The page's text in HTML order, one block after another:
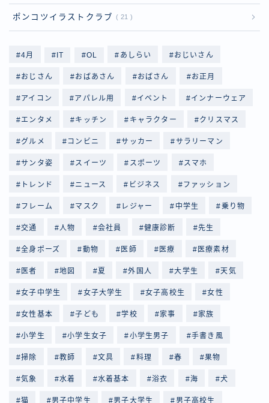
ポンコツイラストクラブ 21
4月 IT OL あしらい おじいさん
おじさん おばあさん おばさん お正月
アイコン アパレル用 イベント インナーウェア
エンタメ キッチン キャラクター クリスマス
グルメ コンビニ サッカー サラリーマン
サンタ姿 スイーツ スポーツ スマホ
トレンド ニュース ビジネス ファッション
フレーム マスク レジャー 中学生 乗り物
交通 人物 会社員 健康診断 先生
全身ポーズ 動物 医師 医療 医療素材
医者 地図 夏 外国人 大学生 天気
女子中学生 女子大学生 女子高校生 女性
女性基本 子ども 学校 家事 家族
小学生 小学生女子 小学生男子 手書き風
掃除 教師 文具 料理 春 果物
気象 水着 水着基本 浴衣 海 犬
猫 男子中学生 男子大学生 男子高校生